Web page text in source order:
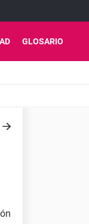
GLOSARIO